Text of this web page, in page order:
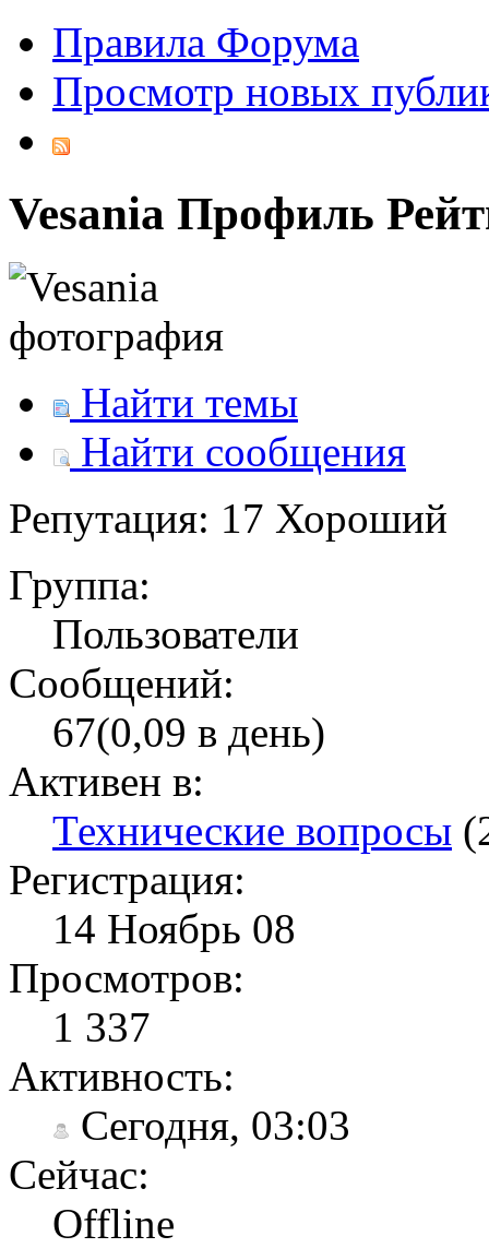
Правила Форума
Просмотр новых
Vesania Профиль
Найти темы
Найти сообщения
Репутация: 17 Хороший
Группа:
Пользователи
Сообщений:
67(0,09 в день)
Активен в:
Технические вопросы
Регистрация:
14 Ноябрь 08
Просмотров:
1 337
Активность:
Сегодня, 03:03
Сейчас:
Offline